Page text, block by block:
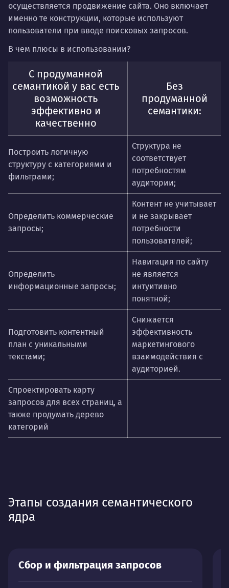
осуществляется продвижение сайта. Оно включает
именно те конструкции, которые используют
пользователи при вводе поисковых запросов.
В чем плюсы в использовании?
С продуманной
семантикой у вас есть
возможность
эффективно и
качественно
Без
продуманной
семантики:
Построить логичную
структуру с категориями и
фильтрами;
Структура не
соответствует
потребностям
аудитории;
Определить коммерческие
запросы;
Контент не учитывает
и не закрывает
потребности
пользователей;
Определить
информационные запросы;
Навигация по сайту
не является
интуитивно
понятной;
Подготовить контентный
план с уникальными
текстами;
Снижается
эффективность
маркетингового
взаимодействия с
аудиторией.
Спроектировать карту
запросов для всех страниц, а
также продумать дерево
категорий
Этапы создания семантического
ядра
Сбор и фильтрация запросов